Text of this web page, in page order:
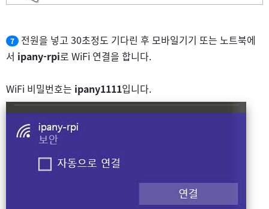
7
전원을 넣고 30초정도 기다린 후 모바일기기 또는 노트북에
서 ipany-rpi로 WiFi 연결을 합니다.
WiFi 비밀번호는 ipany1111입니다.